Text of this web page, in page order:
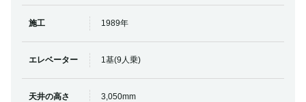
施工 1989年
エレベーター 1基(9人乗)
天井の高さ 3,050mm